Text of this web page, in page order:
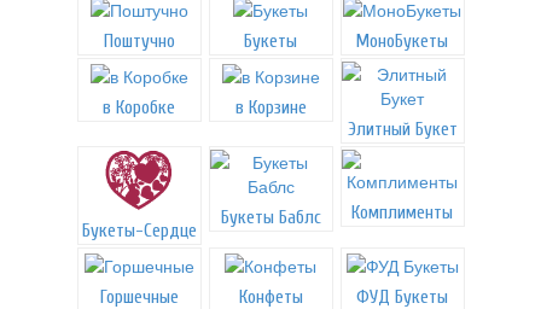
Поштучно Букеты МоноБукеты
в Коробке
в Корзине
Элитный Букет
Букеты-Сердце
Букеты Баблс Комплименты
Горшечные Конфеты ФУД Букеты